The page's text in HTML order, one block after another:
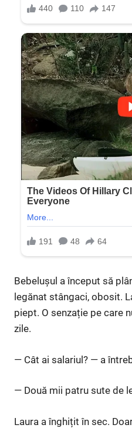
Bebelușul a început să
legănat stângaci, obosit.
piept. O senzație pe care
zile.
— Cât ai salariul? — a
— Două mii patru sute de
Laura a înghițit în sec.